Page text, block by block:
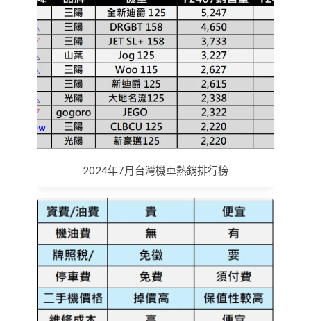
2024年7月台灣機車熱銷排行榜